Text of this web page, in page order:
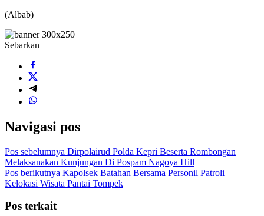
(Albab)
Sebarkan
Navigasi pos
Pos sebelumnya Dirpolairud Polda Kepri Beserta Rombongan
Melaksanakan Kunjungan Di Pospam Nagoya Hill
Pos berikutnya Kapolsek Batahan Bersama Personil Patroli
Kelokasi Wisata Pantai Tompek
Pos terkait